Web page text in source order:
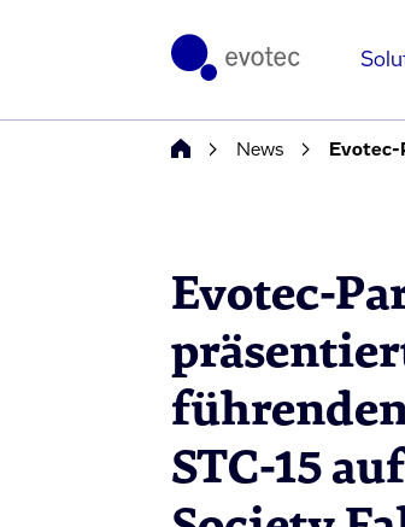
News
Evotec-
STC-15